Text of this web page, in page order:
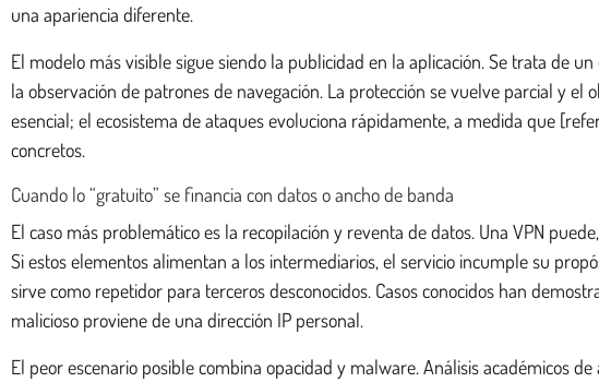
una apariencia diferente.
El modelo más visible sigue siendo la publicidad en la aplicación. Se trata de
la observación de patrones de navegación. La protección se vuelve parcial y el
esencial; el ecosistema de ataques evoluciona rápidamente, a medida que
concretos.
Cuando lo “gratuito” se financia con datos o ancho de banda
El caso más problemático es la recopilación y reventa de datos. Una VPN
Si estos elementos alimentan a los intermediarios, el servicio incumple su
sirve como repetidor para terceros desconocidos. Casos conocidos han
malicioso proviene de una dirección IP personal.
El peor escenario posible combina opacidad y malware. Análisis académicos